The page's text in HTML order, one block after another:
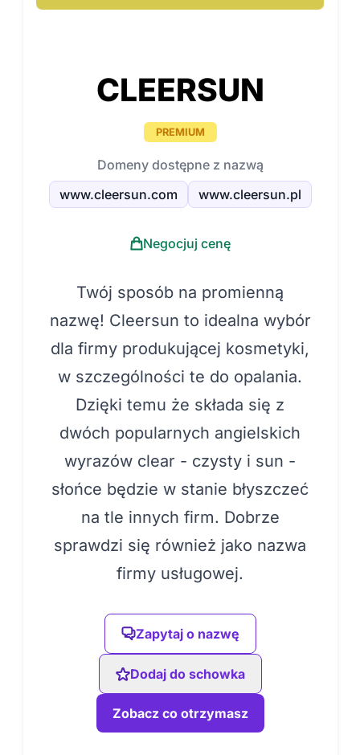
CLEERSUN
PREMIUM
Domeny dostępne z nazwą
www.cleersun.com
www.cleersun.pl
Negocjuj cenę
Twój sposób na promienną
nazwę! Cleersun to idealna wybór
dla firmy produkującej kosmetyki,
w szczególności te do opalania.
Dzięki temu że składa się z
dwóch popularnych angielskich
wyrazów clear - czysty i sun -
słońce będzie w stanie błyszczeć
na tle innych firm. Dobrze
sprawdzi się również jako nazwa
firmy usługowej.
Zapytaj o nazwę
Dodaj do schowka
Zobacz co otrzymasz